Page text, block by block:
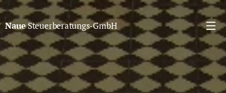
NaueSteuerberatungs-GmbH